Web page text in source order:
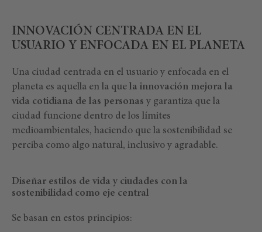
INNOVACIÓN CENTRADA EN EL
USUARIO Y ENFOCADA EN EL PLANETA
Una ciudad centrada en el usuario y enfocada en el
planeta es aquella en la que la innovación mejora la
vida cotidiana de las personas y garantiza que la
ciudad funcione dentro de los límites
medioambientales, haciendo que la sostenibilidad se
perciba como algo natural, inclusivo y agradable.
Diseñar estilos de vida y ciudades con la
sostenibilidad como eje central
Se basan en estos principios: